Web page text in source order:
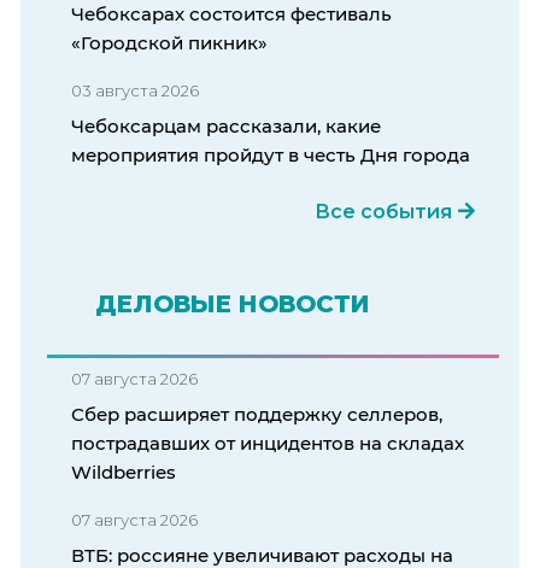
Чебоксарах состоится фестиваль
«Городской пикник»
03 августа 2026
Чебоксарцам рассказали, какие
мероприятия пройдут в честь Дня города
Все события
ДЕЛОВЫЕ НОВОСТИ
07 августа 2026
Сбер расширяет поддержку селлеров,
пострадавших от инцидентов на складах
Wildberries
07 августа 2026
ВТБ: россияне увеличивают расходы на